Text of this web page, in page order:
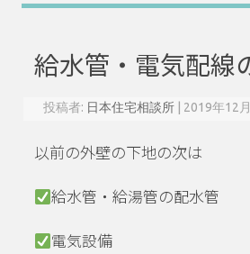
給水管・電気配線
投稿者: 日本住宅相談所 2019年12
以前の外壁の下地の次は
給水管・給湯管の配水管
電気設備